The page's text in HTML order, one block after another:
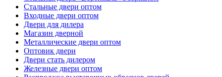
Стальные двери оптом
Входные двери оптом
Двери для дилера
Магазин дверной
Металлические двери оптом
Оптовик двери
Двери стать дилером
Железные двери оптом